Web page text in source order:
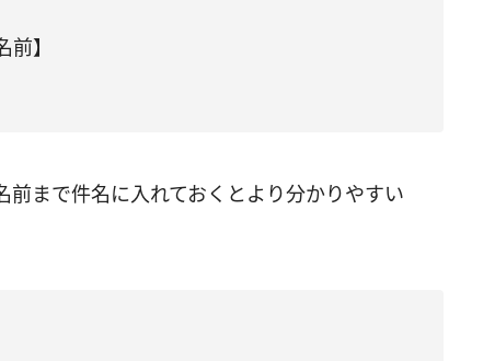
】
まで件名に入れておくとより分かりやすい